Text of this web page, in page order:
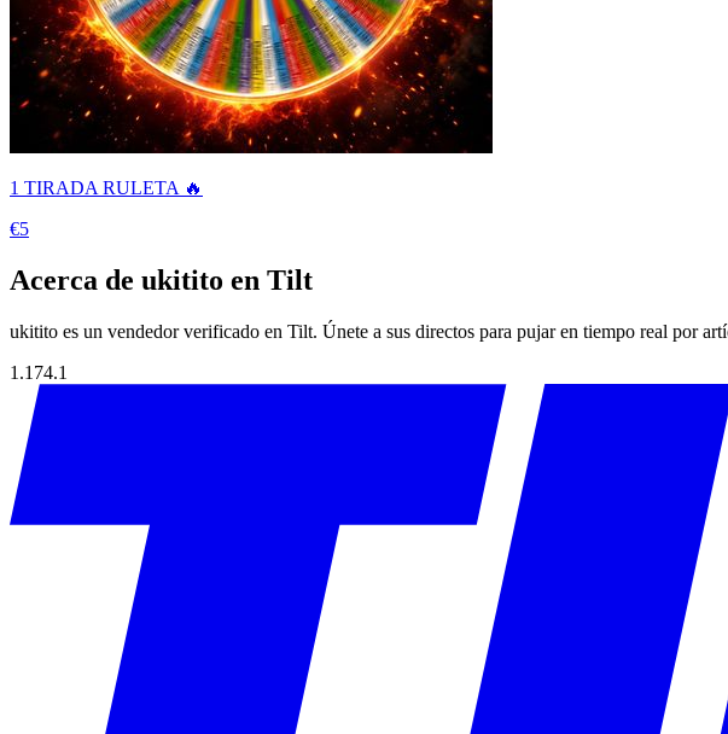
1 TIRADA RULETA 🔥
€5
Acerca de ukitito en Tilt
ukitito es un vendedor verificado en Tilt. Únete a sus directos para pujar en tiempo real por
1.174.1